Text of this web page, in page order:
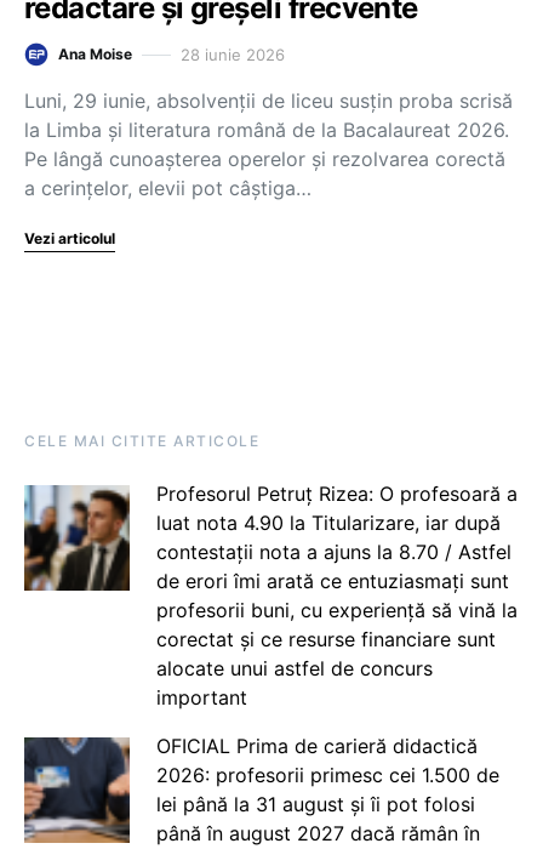
redactare și greșeli frecvente
Ana Moise 28 iunie 2026
Luni, 29 iunie, absolvenții de liceu susțin proba scrisă
la Limba și literatura română de la Bacalaureat 2026.
Pe lângă cunoașterea operelor și rezolvarea corectă
a cerințelor, elevii pot câștiga…
Vezi articolul
CELE MAI CITITE ARTICOLE
Profesorul Petruț Rizea: O profesoară a
luat nota 4.90 la Titularizare, iar după
contestații nota a ajuns la 8.70 / Astfel
de erori îmi arată ce entuziasmați sunt
profesorii buni, cu experiență să vină la
corectat și ce resurse financiare sunt
alocate unui astfel de concurs
important
OFICIAL Prima de carieră didactică
2026: profesorii primesc cei 1.500 de
lei până la 31 august și îi pot folosi
până în august 2027 dacă rămân în